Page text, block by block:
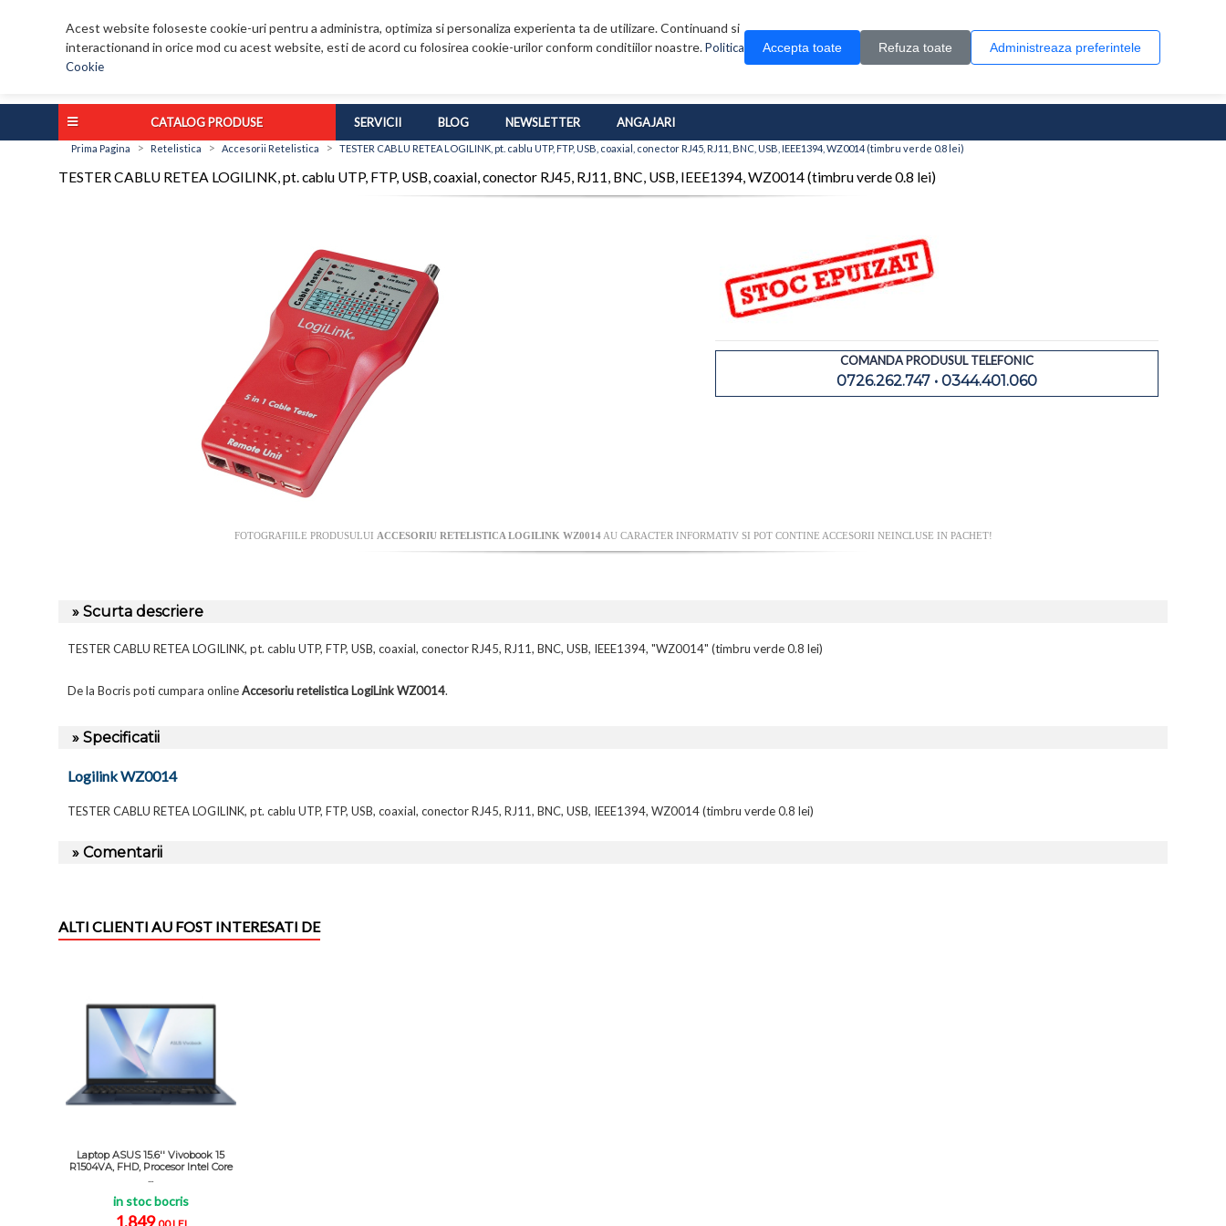
Acest website foloseste cookie-uri pentru a administra, optimiza si personaliza experienta ta de utilizare. Continuand si
interactionand in orice mod cu acest website, esti de acord cu folosirea cookie-urilor conform conditiilor noastre.Politica
Cookie
Accepta toate Refuza toate Administreaza preferintele
0 produs(e)
CATALOG PRODUSE SERVICII BLOG NEWSLETTER ANGAJARI
Prima Pagina > Retelistica > Accesorii Retelistica > TESTER CABLU RETEA LOGILINK, pt. cablu UTP, FTP, USB, coaxial, conector RJ45, RJ11, BNC, USB, IEEE1394, WZ0014 (timbru verde 0.8 lei)
TESTER CABLU RETEA LOGILINK, pt. cablu UTP, FTP, USB, coaxial, conector RJ45, RJ11, BNC, USB, IEEE1394, WZ0014 (timbru verde 0.8 lei)
COMANDA PRODUSUL TELEFONIC
0726.262.747 • 0344.401.060
FOTOGRAFIILE PRODUSULUI ACCESORIU RETELISTICA LOGILINK WZ0014AU CARACTER INFORMATIV SI POT CONTINE ACCESORII NEINCLUSE IN PACHET!
» Scurta descriere
TESTER CABLU RETEA LOGILINK, pt. cablu UTP, FTP, USB, coaxial, conector RJ45, RJ11, BNC, USB, IEEE1394, "WZ0014" (timbru verde 0.8 lei)
De la Bocris poti cumpara onlineAccesoriu retelistica LogiLink WZ0014.
» Specificatii
Logilink WZ0014
TESTER CABLU RETEA LOGILINK, pt. cablu UTP, FTP, USB, coaxial, conector RJ45, RJ11, BNC, USB, IEEE1394, WZ0014 (timbru verde 0.8 lei)
» Comentarii
ALTI CLIENTI AU FOST INTERESATI DE
Laptop ASUS 15.6'' Vivobook 15
R1504VA, FHD, Procesor Intel Core
...
in stoc bocris
1.849